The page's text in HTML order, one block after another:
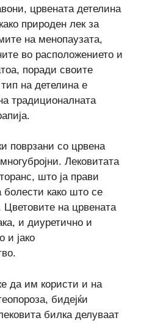
црвената детелина
природен лек за
на менопаузата,
во расположението и
поради своите
тип на детелина е
традиционалната
поврзани со црвена
Лековитата
што ја прави
болести како што се
на црвената
и диуретично и
и јако
да им користи и на
бидејќи
билка делуваат